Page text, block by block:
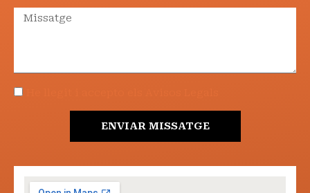
ENVIAR MISSATGE